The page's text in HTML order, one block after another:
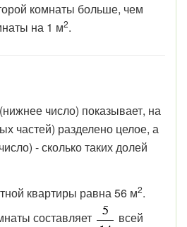
комнаты больше, чем
на 1 м2.
число) показывает, на
частей) разделено целое, а
- сколько таких долей
квартиры равна 56 м2.
составляет
всей